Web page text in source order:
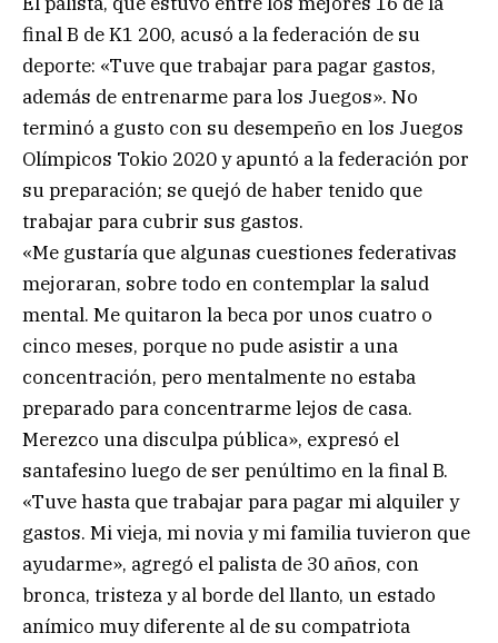
final B de K1 200, acusó a la federación de su
deporte: «Tuve que trabajar para pagar gastos,
además de entrenarme para los Juegos». No
terminó a gusto con su desempeño en los Juegos
Olímpicos Tokio 2020 y apuntó a la federación por
su preparación; se quejó de haber tenido que
trabajar para cubrir sus gastos.
«Me gustaría que algunas cuestiones federativas
mejoraran, sobre todo en contemplar la salud
mental. Me quitaron la beca por unos cuatro o
cinco meses, porque no pude asistir a una
concentración, pero mentalmente no estaba
preparado para concentrarme lejos de casa.
Merezco una disculpa pública», expresó el
santafesino luego de ser penúltimo en la final B.
«Tuve hasta que trabajar para pagar mi alquiler y
gastos. Mi vieja, mi novia y mi familia tuvieron que
ayudarme», agregó el palista de 30 años, con
bronca, tristeza y al borde del llanto, un estado
anímico muy diferente al de su compatriota